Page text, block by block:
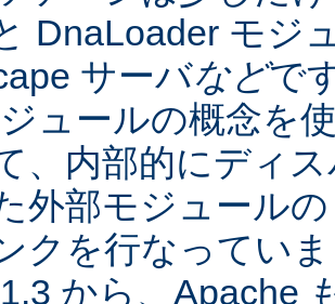
DnaLoader モジ
サーバなどで
ュールの概念を
、内部的にディ
外部モジュール
クを行なってい
から、Apache